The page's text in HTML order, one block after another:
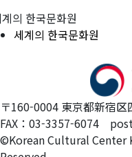
의 한국문화원
세계의 한국문화원
〒160-0004 東京都新宿
FAX：03-3357-6074
©Korean Cultural Center